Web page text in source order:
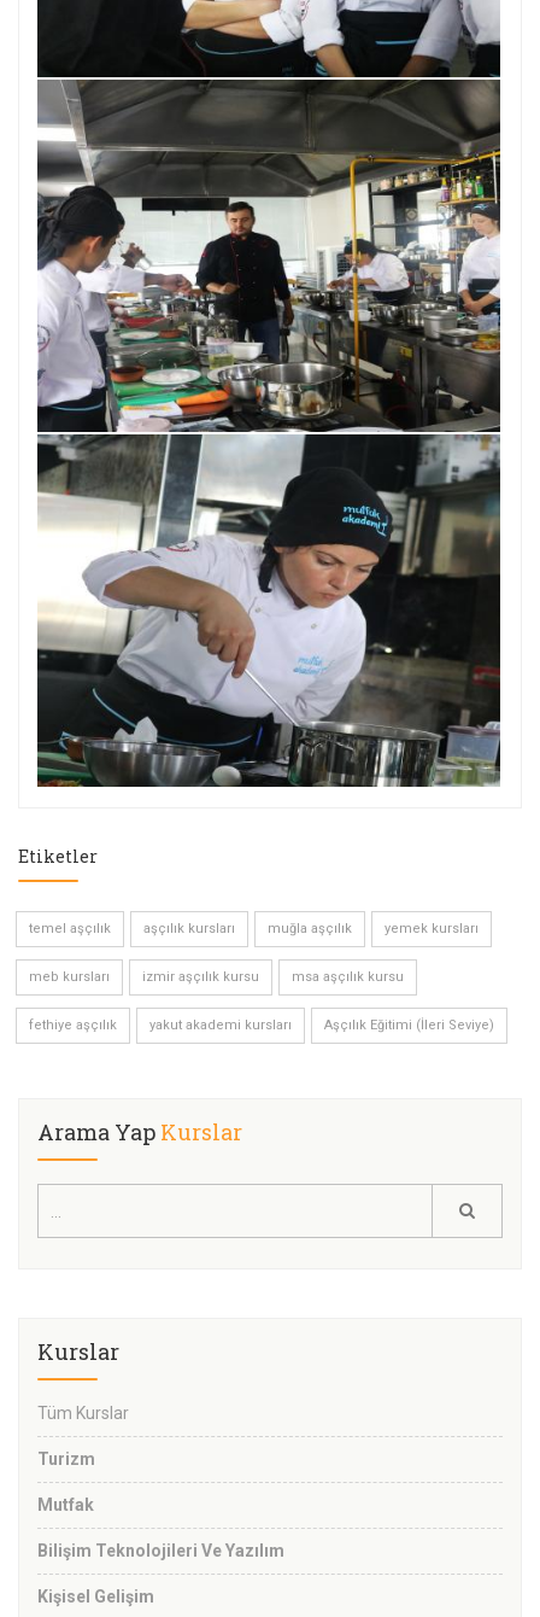
Etiketler
temel aşçılık aşçılık kursları muğla aşçılık yemek kursları
meb kursları izmir aşçılık kursu msa aşçılık kursu
fethiye aşçılık yakut akademi kursları Aşçılık Eğitimi (İleri Seviye)
Arama Yap Kurslar
Kurslar
Tüm Kurslar
Turizm
Mutfak
Bilişim Teknolojileri Ve Yazılım
Kişisel Gelişim